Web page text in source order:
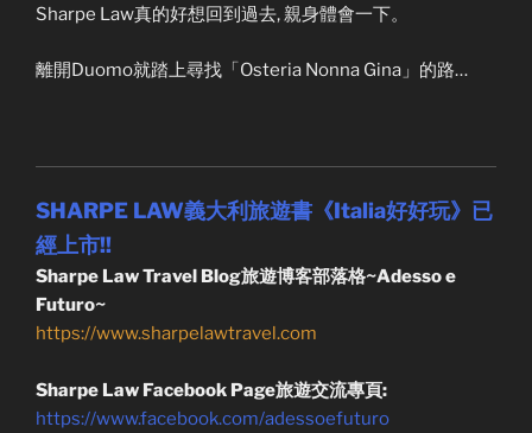
Sharpe Law真的好想回到過去, 親身體會一下。
離開Duomo就踏上尋找「Osteria Nonna Gina」的路…
SHARPE LAW義大利旅遊書《Italia好好玩》已
經上市!!
Sharpe Law Travel Blog旅遊博客部落格~Adesso e
Futuro~
https://www.sharpelawtravel.com
Sharpe Law Facebook Page旅遊交流專頁:
https://www.facebook.com/adessoefuturo